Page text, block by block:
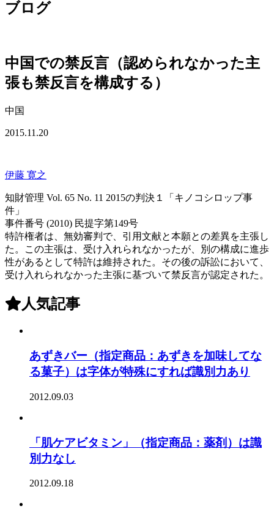
ブログ
中国での禁反言（認められなかった主
張も禁反言を構成する）
中国
2015.11.20
伊藤 寛之
知財管理 Vol. 65 No. 11 2015の判決１「キノコシロップ事
件」
事件番号 (2010) 民提字第149号
特許権者は、無効審判で、引用文献と本願との差異を主張し
た。この主張は、受け入れられなかったが、別の構成に進歩
性があるとして特許は維持された。その後の訴訟において、
受け入れられなかった主張に基づいて禁反言が認定された。
人気記事
あずきバー（指定商品：あずきを加味してな
る菓子）は字体が特殊にすれば識別力あり
2012.09.03
「肌ケアビタミン」（指定商品：薬剤）は識
別力なし
2012.09.18